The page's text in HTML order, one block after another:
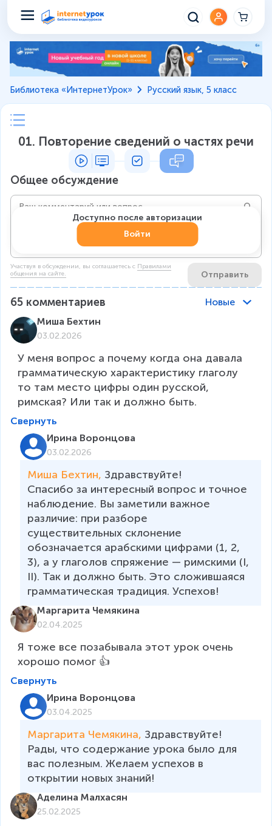
Библиотека «ИнтернетУрок» Русский язык, 5 класс
01. Повторение сведений о частях речи
Общее обсуждение
Участвуя в обсуждении, вы соглашаетесь c Правилами
общения на сайте.
Отправить
Доступно после авторизации
Войти
65 комментариев
Новые
Миша Бехтин
03.02.2026
У меня вопрос а почему когда она давала
грамматическую характеристику глаголу
то там место цифры один русской,
римская? Или так и должно быть.
Свернуть
Ирина Воронцова
03.02.2026
Миша Бехтин, Здравствуйте!
Спасибо за интересный вопрос и точное
наблюдение. Вы заметили важное
различие: при разборе
существительных склонение
обозначается арабскими цифрами (1, 2,
3), а у глаголов спряжение — римскими (I,
II). Так и должно быть. Это сложившаяся
грамматическая традиция. Успехов!
Маргарита Чемякина
02.04.2025
Я тоже все позабывала этот урок очень
хорошо помог 👍
Свернуть
Ирина Воронцова
03.04.2025
Маргарита Чемякина, Здравствуйте!
Рады, что содержание урока было для
вас полезным. Желаем успехов в
открытии новых знаний!
Аделина Малхасян
25.02.2025